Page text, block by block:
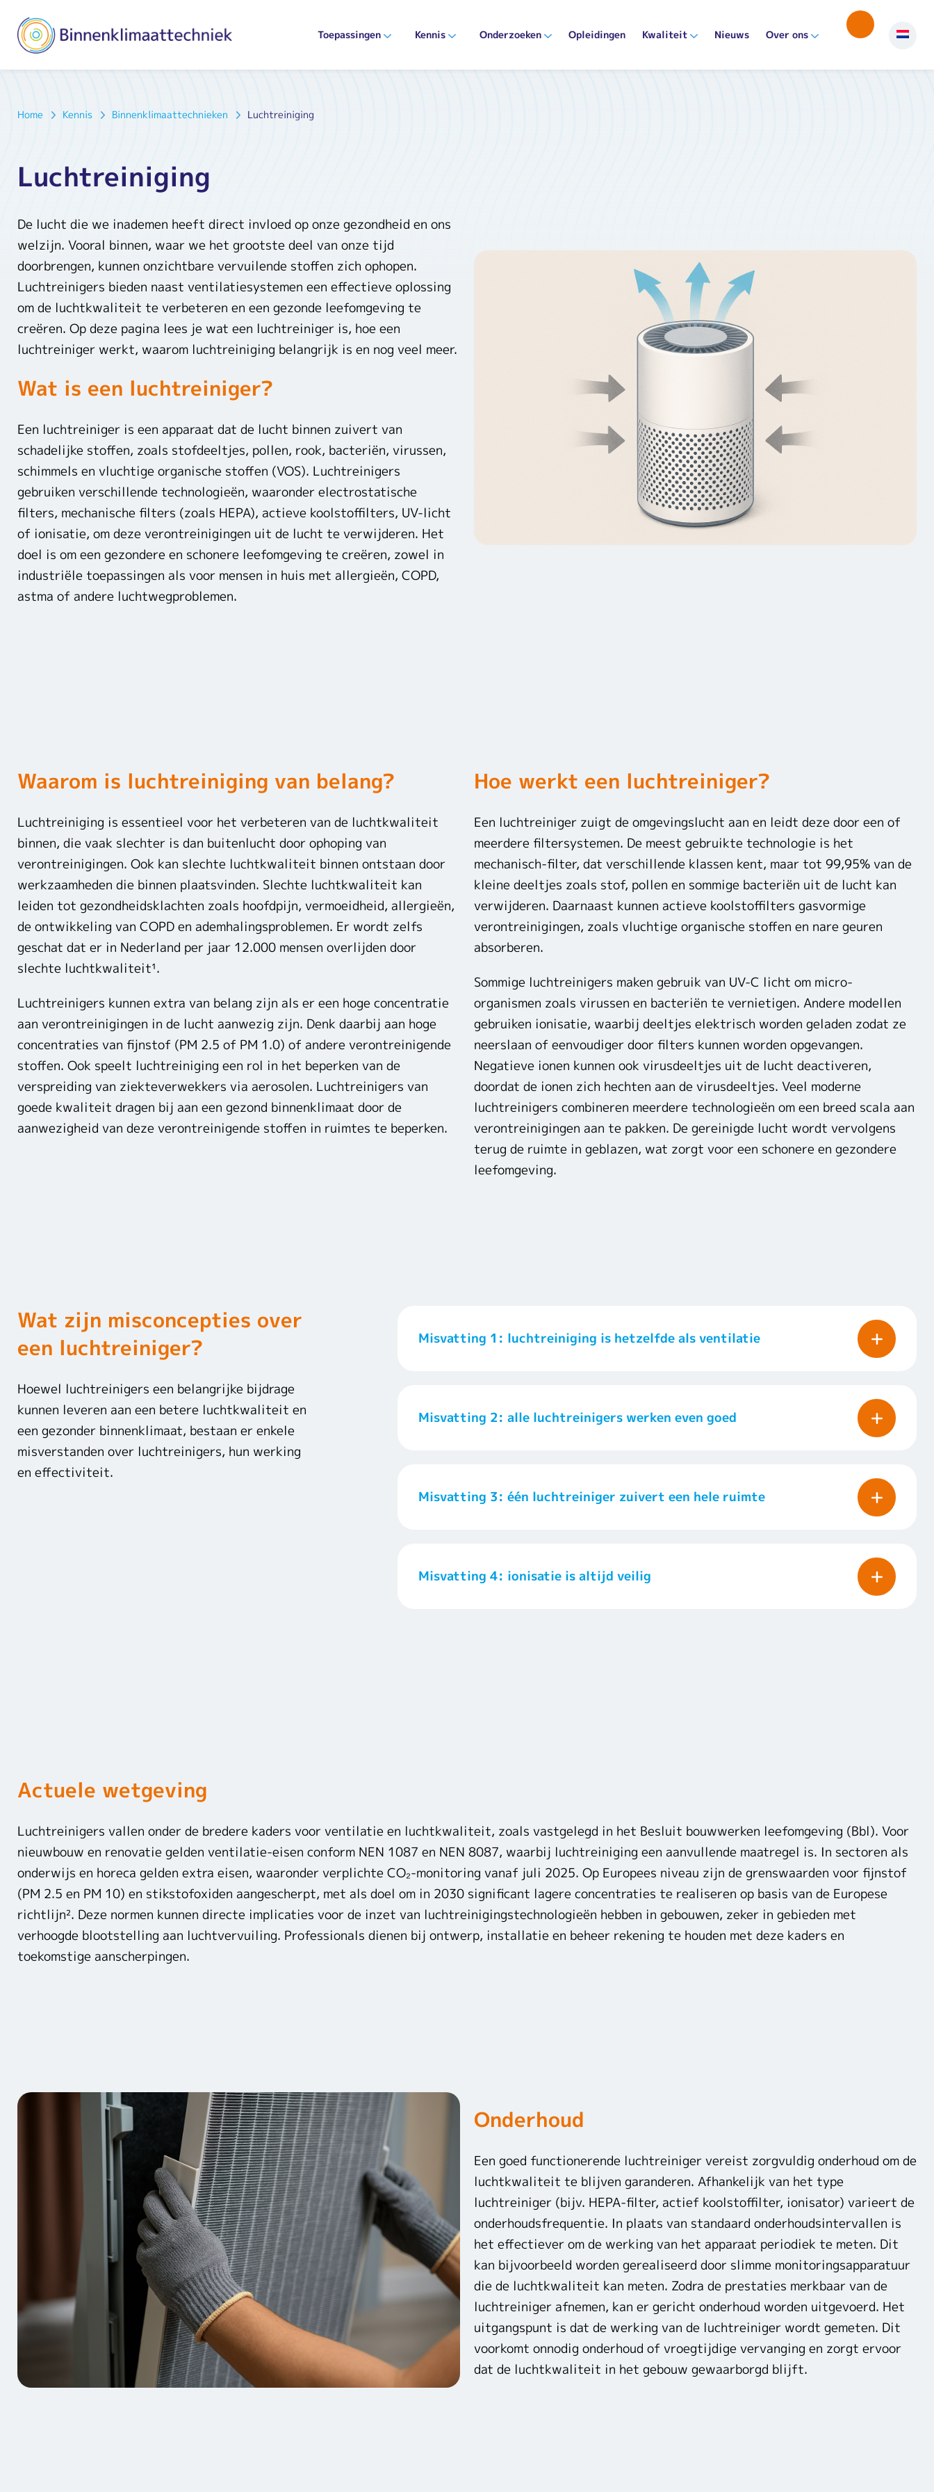
Toepassingen Kennis Onderzoeken Opleidingen Kwaliteit Nieuws Over ons
Home Kennis Binnenklimaattechnieken Luchtreiniging
Luchtreiniging
De lucht die we inademen heeft direct invloed op onze gezondheid en ons
welzijn. Vooral binnen, waar we het grootste deel van onze tijd
doorbrengen, kunnen onzichtbare vervuilende stoffen zich ophopen.
Luchtreinigers bieden naast ventilatiesystemen een effectieve oplossing
om de luchtkwaliteit te verbeteren en een gezonde leefomgeving te
creëren. Op deze pagina lees je wat een luchtreiniger is, hoe een
luchtreiniger werkt, waarom luchtreiniging belangrijk is en nog veel meer.
Wat is een luchtreiniger?
Een luchtreiniger is een apparaat dat de lucht binnen zuivert van
schadelijke stoffen, zoals stofdeeltjes, pollen, rook, bacteriën, virussen,
schimmels en vluchtige organische stoffen (VOS). Luchtreinigers
gebruiken verschillende technologieën, waaronder electrostatische
filters, mechanische filters (zoals HEPA), actieve koolstoffilters, UV-licht
of ionisatie, om deze verontreinigingen uit de lucht te verwijderen. Het
doel is om een gezondere en schonere leefomgeving te creëren, zowel in
industriële toepassingen als voor mensen in huis met allergieën, COPD,
astma of andere luchtwegproblemen.
Waarom is luchtreiniging van belang?
Luchtreiniging is essentieel voor het verbeteren van de luchtkwaliteit
binnen, die vaak slechter is dan buitenlucht door ophoping van
verontreinigingen. Ook kan slechte luchtkwaliteit binnen ontstaan door
werkzaamheden die binnen plaatsvinden. Slechte luchtkwaliteit kan
leiden tot gezondheidsklachten zoals hoofdpijn, vermoeidheid, allergieën,
de ontwikkeling van COPD en ademhalingsproblemen. Er wordt zelfs
geschat dat er in Nederland per jaar 12.000 mensen overlijden door
slechte luchtkwaliteit¹.
Luchtreinigers kunnen extra van belang zijn als er een hoge concentratie
aan verontreinigingen in de lucht aanwezig zijn. Denk daarbij aan hoge
concentraties van fijnstof (PM 2.5 of PM 1.0) of andere verontreinigende
stoffen. Ook speelt luchtreiniging een rol in het beperken van de
verspreiding van ziekteverwekkers via aerosolen. Luchtreinigers van
goede kwaliteit dragen bij aan een gezond binnenklimaat door de
aanwezigheid van deze verontreinigende stoffen in ruimtes te beperken.
Hoe werkt een luchtreiniger?
Een luchtreiniger zuigt de omgevingslucht aan en leidt deze door een of
meerdere filtersystemen. De meest gebruikte technologie is het
mechanisch-filter, dat verschillende klassen kent, maar tot 99,95% van de
kleine deeltjes zoals stof, pollen en sommige bacteriën uit de lucht kan
verwijderen. Daarnaast kunnen actieve koolstoffilters gasvormige
verontreinigingen, zoals vluchtige organische stoffen en nare geuren
absorberen.
Sommige luchtreinigers maken gebruik van UV-C licht om micro-
organismen zoals virussen en bacteriën te vernietigen. Andere modellen
gebruiken ionisatie, waarbij deeltjes elektrisch worden geladen zodat ze
neerslaan of eenvoudiger door filters kunnen worden opgevangen.
Negatieve ionen kunnen ook virusdeeltjes uit de lucht deactiveren,
doordat de ionen zich hechten aan de virusdeeltjes. Veel moderne
luchtreinigers combineren meerdere technologieën om een breed scala aan
verontreinigingen aan te pakken. De gereinigde lucht wordt vervolgens
terug de ruimte in geblazen, wat zorgt voor een schonere en gezondere
leefomgeving.
Wat zijn misconcepties over
een luchtreiniger?
Hoewel luchtreinigers een belangrijke bijdrage
kunnen leveren aan een betere luchtkwaliteit en
een gezonder binnenklimaat, bestaan er enkele
misverstanden over luchtreinigers, hun werking
en effectiviteit.
Misvatting 1: luchtreiniging is hetzelfde als ventilatie
Misvatting 2: alle luchtreinigers werken even goed
Misvatting 3: één luchtreiniger zuivert een hele ruimte
Misvatting 4: ionisatie is altijd veilig
Actuele wetgeving
Luchtreinigers vallen onder de bredere kaders voor ventilatie en luchtkwaliteit, zoals vastgelegd in het Besluit bouwwerken leefomgeving (Bbl). Voor
nieuwbouw en renovatie gelden ventilatie-eisen conform NEN 1087 en NEN 8087, waarbij luchtreiniging een aanvullende maatregel is. In sectoren als
onderwijs en horeca gelden extra eisen, waaronder verplichte CO₂-monitoring vanaf juli 2025. Op Europees niveau zijn de grenswaarden voor fijnstof
(PM 2.5 en PM 10) en stikstofoxiden aangescherpt, met als doel om in 2030 significant lagere concentraties te realiseren op basis van de Europese
richtlijn². Deze normen kunnen directe implicaties voor de inzet van luchtreinigingstechnologieën hebben in gebouwen, zeker in gebieden met
verhoogde blootstelling aan luchtvervuiling. Professionals dienen bij ontwerp, installatie en beheer rekening te houden met deze kaders en
toekomstige aanscherpingen.
Onderhoud
Een goed functionerende luchtreiniger vereist zorgvuldig onderhoud om de
luchtkwaliteit te blijven garanderen. Afhankelijk van het type
luchtreiniger (bijv. HEPA-filter, actief koolstoffilter, ionisator) varieert de
onderhoudsfrequentie. In plaats van standaard onderhoudsintervallen is
het effectiever om de werking van het apparaat periodiek te meten. Dit
kan bijvoorbeeld worden gerealiseerd door slimme monitoringsapparatuur
die de luchtkwaliteit kan meten. Zodra de prestaties merkbaar van de
luchtreiniger afnemen, kan er gericht onderhoud worden uitgevoerd. Het
uitgangspunt is dat de werking van de luchtreiniger wordt gemeten. Dit
voorkomt onnodig onderhoud of vroegtijdige vervanging en zorgt ervoor
dat de luchtkwaliteit in het gebouw gewaarborgd blijft.